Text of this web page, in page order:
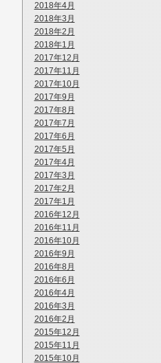
2018年4月
2018年3月
2018年2月
2018年1月
2017年12月
2017年11月
2017年10月
2017年9月
2017年8月
2017年7月
2017年6月
2017年5月
2017年4月
2017年3月
2017年2月
2017年1月
2016年12月
2016年11月
2016年10月
2016年9月
2016年8月
2016年6月
2016年4月
2016年3月
2016年2月
2015年12月
2015年11月
2015年10月